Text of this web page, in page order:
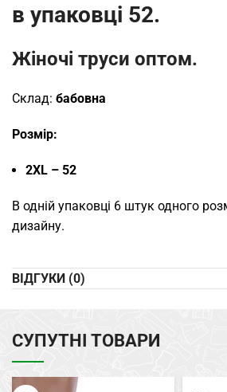
в упаковці 52.
Жіночі труси оптом.
Склад: бабовна
Розмір:
2XL – 52
В одній упаковці 6 штук одного
дизайну.
ВІДГУКИ (0)
СУПУТНІ ТОВАРИ